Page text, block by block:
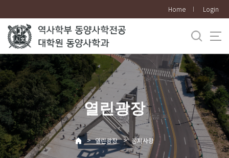
로
메
뉴
Home Login
열린광장
> 열린광장 > 공지사항